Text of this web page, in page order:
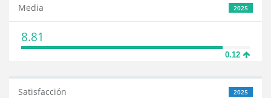
2025
Media
8.81
0.12
2025
Satisfacción